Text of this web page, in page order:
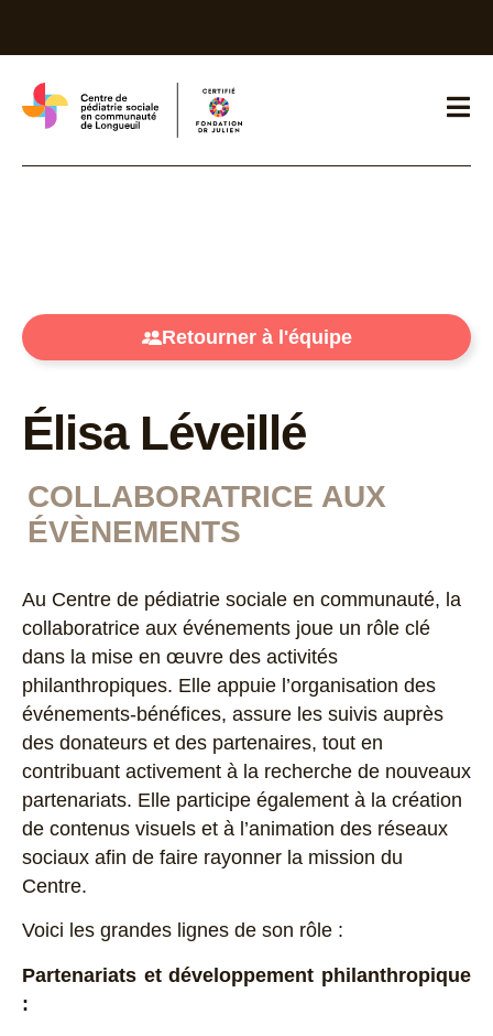
Retourner à l'équipe
Élisa Léveillé
COLLABORATRICE AUX
ÉVÈNEMENTS
Au Centre de pédiatrie sociale en communauté, la
collaboratrice aux événements joue un rôle clé
dans la mise en œuvre des activités
philanthropiques. Elle appuie l’organisation des
événements-bénéfices, assure les suivis auprès
des donateurs et des partenaires, tout en
contribuant activement à la recherche de nouveaux
partenariats. Elle participe également à la création
de contenus visuels et à l’animation des réseaux
sociaux afin de faire rayonner la mission du
Centre.
Voici les grandes lignes de son rôle :
Partenariats et développement philanthropique
: